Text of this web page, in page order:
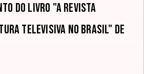
do livro "A revista
televisiva no Brasil" de